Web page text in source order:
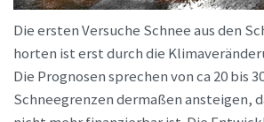
Die ersten Versuche Schnee aus den
horten ist erst durch die
Die Prognosen sprechen von ca 20 bis
Schneegrenzen dermaßen ansteigen,